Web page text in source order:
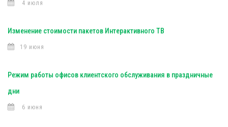
4 июля
Изменение стоимости пакетов Интерактивного ТВ
19 июня
Режим работы офисов клиентского обслуживания в праздничные
дни
6 июня